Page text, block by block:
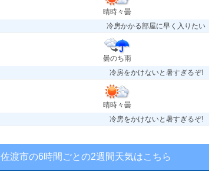
晴時々曇
冷房かかる部屋に早く入りたい
曇のち雨
冷房をかけないと暑すぎるぞ!
晴時々曇
冷房をかけないと暑すぎるぞ!
佐渡市の6時間ごとの2週間天気はこちら